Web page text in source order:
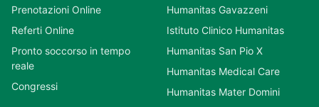
Prenotazioni Online
Referti Online
Pronto soccorso in tempo
reale
Congressi
Humanitas Gavazzeni
Istituto Clinico Humanitas
Humanitas San Pio X
Humanitas Medical Care
Humanitas Mater Domini